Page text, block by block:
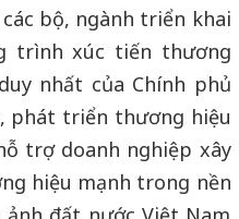
bộ, ngành triển khai
trình xúc tiến thương
nhất của Chính phủ
phát triển thương hiệu
trợ doanh nghiệp xây
hiệu mạnh trong nền